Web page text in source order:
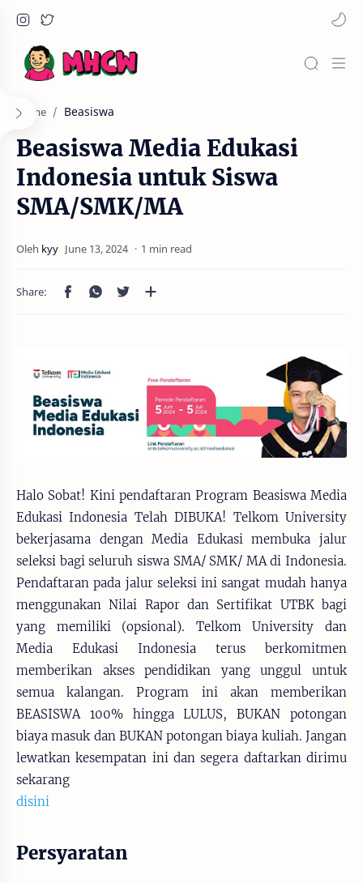
Home Beasiswa
Beasiswa Media Edukasi
Indonesia untuk Siswa
SMA/SMK/MA
1 min read
Halo Sobat! Kini pendaftaran Program Beasiswa Media
Edukasi Indonesia Telah DIBUKA! Telkom University
bekerjasama dengan Media Edukasi membuka jalur
seleksi bagi seluruh siswa SMA/ SMK/ MA di Indonesia.
Pendaftaran pada jalur seleksi ini sangat mudah hanya
menggunakan Nilai Rapor dan Sertifikat UTBK bagi
yang memiliki (opsional). Telkom University dan
Media Edukasi Indonesia terus berkomitmen
memberikan akses pendidikan yang unggul untuk
semua kalangan. Program ini akan memberikan
BEASISWA 100% hingga LULUS, BUKAN potongan
biaya masuk dan BUKAN potongan biaya kuliah. Jangan
lewatkan kesempatan ini dan segera daftarkan dirimu
sekarang
disini
Persyaratan